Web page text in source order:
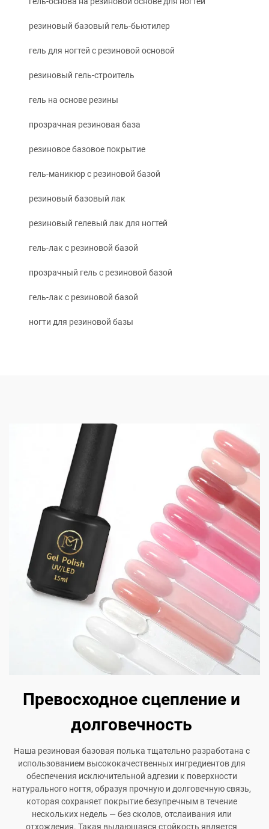
резиновый базовый гель-бьютилер
гель для ногтей с резиновой основой
резиновый гель-строитель
гель на основе резины
прозрачная резиновая база
резиновое базовое покрытие
гель-маникюр с резиновой базой
резиновый базовый лак
резиновый гелевый лак для ногтей
гель-лак с резиновой базой
прозрачный гель с резиновой базой
гель-лак с резиновой базой
ногти для резиновой базы
Превосходное сцепление и
долговечность
Наша резиновая базовая полька тщательно разработана с
использованием высококачественных ингредиентов для
обеспечения исключительной адгезии к поверхности
натурального ногтя, образуя прочную и долговечную связь,
которая сохраняет покрытие безупречным в течение
нескольких недель — без сколов, отслаивания или
отхождения. Такая выдающаяся стойкость является